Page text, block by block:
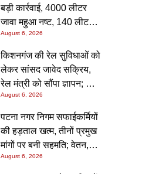
बड़ी कार्रवाई, 4000 लीटर
जावा महुआ नष्ट, 140 लीटर
चुलाई शराब बरामद; आरोपी
फरार
August 6, 2026
किशनगंज की रेल सुविधाओं को
लेकर सांसद जावेद सक्रिय,
रेल मंत्री को सौंपा ज्ञापन; दो
आरओबी समेत कई मांगें उठाईं
August 6, 2026
पटना नगर निगम सफाईकर्मियों
की हड़ताल खत्म, तीनों प्रमुख
मांगों पर बनी सहमति; वेतन,
छुट्टी और बोनस पर मिला
August 6, 2026